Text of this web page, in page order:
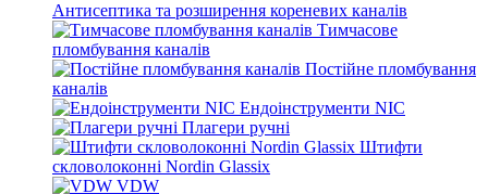
Антисептика та розширення кореневих каналів
Тимчасове
пломбування каналів
Постійне пломбування
каналів
Ендоінструменти NIC
Плагери ручні
Штифти
скловолоконні Nordin Glassix
VDW